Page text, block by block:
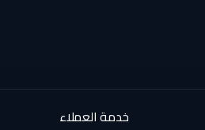
خدمة العملاء